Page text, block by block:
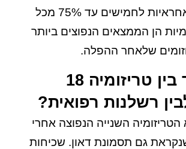
הפרעות אלה אחראיות לחמישים עד 75% מכל
הן הממצאים הנפוצים ביותר
שלאחר ההפלה.
מה הקשר בין טריזומיה 18
רשלנות רפואית?
18 יא הטריזומיה השנייה הנפוצה אחרי
21, שנקראת גם תסמונת דאון. שכיחות